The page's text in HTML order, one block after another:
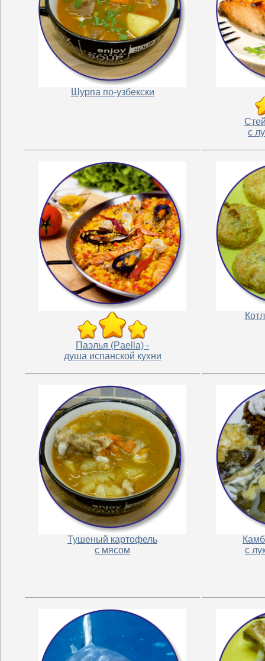
Шурпа по-узбекски
с
Паэлья (Paella) -
душа испанской кухни
Тушеный картофель
с мясом
с